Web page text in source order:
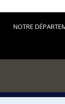
NOTRE